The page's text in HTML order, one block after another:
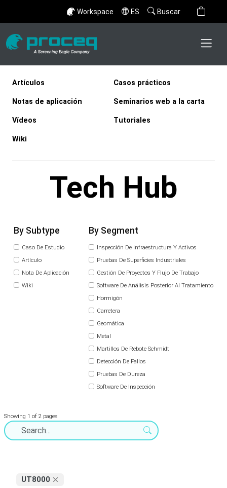
Workspace ES Buscar
Artículos Casos prácticos
Notas de aplicación Seminarios web a la carta
Vídeos Tutoriales
Wiki
Tech Hub
By Subtype
Caso De Estudio
Artículo
Nota De Aplicación
Wiki
By Segment
Inspección De Infraestructura Y Activos
Pruebas De Superficies Industriales
Gestión De Proyectos Y Flujo De Trabajo
Software De Análisis Posterior Al Tratamiento
Hormigón
Carretera
Geomática
Metal
Martillos De Rebote Schmidt
Detección De Fallos
Pruebas De Dureza
Software De Inspección
Showing 1 of 2 pages
UT8000